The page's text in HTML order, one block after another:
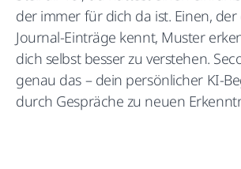
der immer für dich da ist. Einen,
Journal-Einträge kennt, Muster
dich selbst besser zu verstehen.
genau das – dein persönlicher KI-
durch Gespräche zu neuen